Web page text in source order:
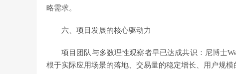
略需求。
六、项目发展的核心驱动力
项目团队与多数理性观察者早已达成共识：尼博士
根于实际应用场景的落地、交易量的稳定增长、用户规模